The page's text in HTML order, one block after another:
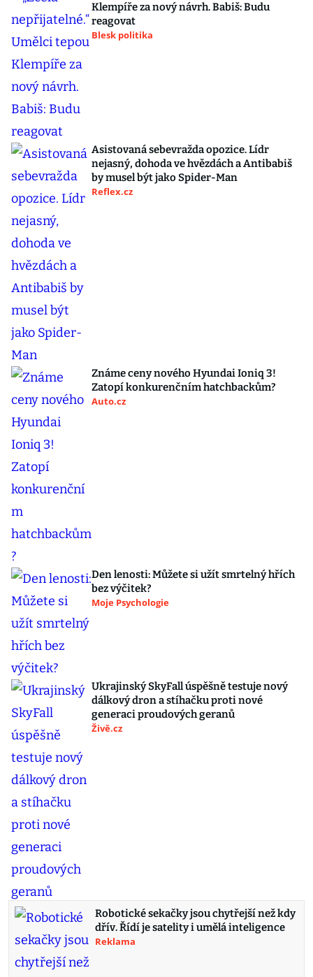
Klempíře za nový návrh. Babiš: Budu
reagovat
Blesk politika
Asistovaná sebevražda opozice. Lídr
nejasný, dohoda ve hvězdách a Antibabiš
by musel být jako Spider-Man
Reflex.cz
Známe ceny nového Hyundai Ioniq 3!
Zatopí konkurenčním hatchbackům?
Auto.cz
Den lenosti: Můžete si užít smrtelný hřích
bez výčitek?
Moje Psychologie
Ukrajinský SkyFall úspěšně testuje nový
dálkový dron a stíhačku proti nové
generaci proudových geranů
Živě.cz
Robotické sekačky jsou chytřejší než kdy
dřív. Řídí je satelity i umělá inteligence
Reklama